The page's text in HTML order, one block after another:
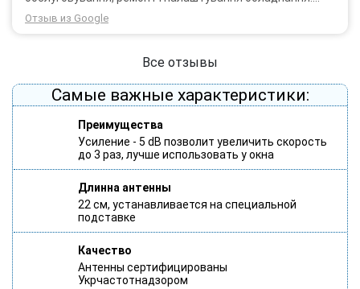
Через 3 роки після покупки я не шкодую про прийняте
тоді рішення придбати обладнання в компанії 3G star
Отзыв из Google
Все отзывы
Самые важные характеристики:
Преимущества
Усиление - 5 dB позволит увеличить скорость
до 3 раз, лучше использовать у окна
Длинна антенны
22 см, устанавливается на специальной
подставке
Качество
Антенны сертифицированы
Укрчастотнадзором